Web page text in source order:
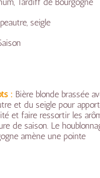
seigle
: Bière blonde brassée
et du seigle pour
et faire ressortir les
de saison. Le
amène une pointe